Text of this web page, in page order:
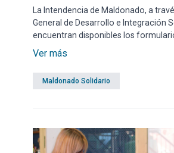
La Intendencia de Maldonado, a
General de Desarrollo e Integración
encuentran disponibles los
los aspirantes al Programa
habilitado hasta este lunes 31 de
Ver más
Maldonado Solidario